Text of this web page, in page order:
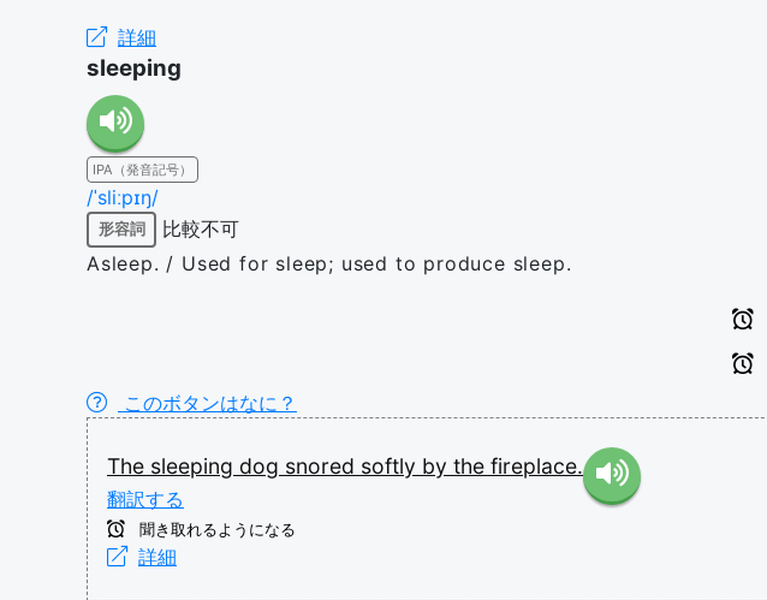
詳細
sleeping
IPA（発音記号）
/ˈsliːpɪŋ/
形容詞
比較不可
Asleep. / Used for sleep; used to produce sleep.
このボタンはなに？
The sleeping dog snored softly by the fireplace.
翻訳する
聞き取れるようになる
詳細